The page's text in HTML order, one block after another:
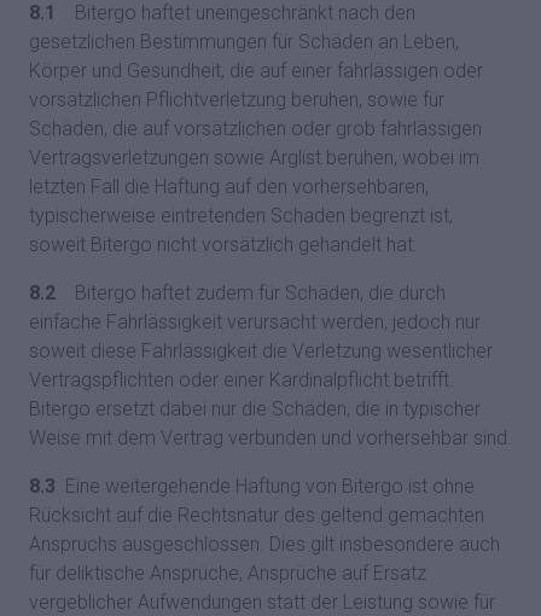
8.1
Bitergo haftet uneingeschränkt nach den
gesetzlichen Bestimmungen für Schäden an Leben,
Körper und Gesundheit, die auf einer fahrlässigen oder
vorsätzlichen Pflichtverletzung beruhen, sowie für
Schäden, die auf vorsätzlichen oder grob fahrlässigen
Vertragsverletzungen sowie Arglist beruhen, wobei im
letzten Fall die Haftung auf den vorhersehbaren,
typischerweise eintretenden Schaden begrenzt ist,
soweit Bitergo nicht vorsätzlich gehandelt hat.
8.2 Bitergo haftet zudem für Schäden, die durch
einfache Fahrlässigkeit verursacht werden, jedoch nur
soweit diese Fahrlässigkeit die Verletzung wesentlicher
Vertragspflichten oder einer Kardinalpflicht betrifft.
Bitergo ersetzt dabei nur die Schäden, die in typischer
Weise mit dem Vertrag verbunden und vorhersehbar sind.
8.3 Eine weitergehende Haftung von Bitergo ist ohne
Rücksicht auf die Rechtsnatur des geltend gemachten
Anspruchs ausgeschlossen. Dies gilt insbesondere auch
für deliktische Ansprüche, Ansprüche auf Ersatz
vergeblicher Aufwendungen statt der Leistung sowie für